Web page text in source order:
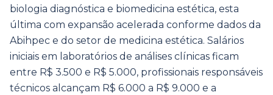
biologia diagnóstica e biomedicina estética, esta
última com expansão acelerada conforme dados da
Abihpec e do setor de medicina estética. Salários
iniciais em laboratórios de análises clínicas ficam
entre R$ 3.500 e R$ 5.000, profissionais responsáveis
técnicos alcançam R$ 6.000 a R$ 9.000 e a